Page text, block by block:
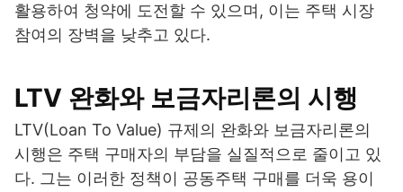
활용하여 청약에 도전할 수 있으며, 이는 주택 시장
참여의 장벽을 낮추고 있다.
LTV 완화와 보금자리론의 시행
LTV(Loan To Value) 규제의 완화와 보금자리론의
시행은 주택 구매자의 부담을 실질적으로 줄이고 있
다. 그는 이러한 정책이 공동주택 구매를 더욱 용이